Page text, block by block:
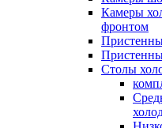
Камеры
фронтом
Столы